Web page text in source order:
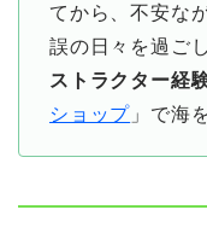
てから、不安な
誤の日々を過ご
ストラクター経
ショップ 」で海